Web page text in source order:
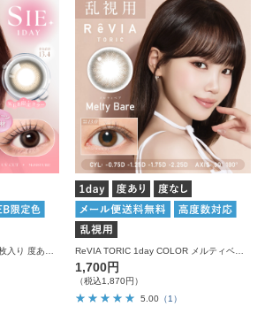
1,700円
（税込1,870円）
5.00 （1）